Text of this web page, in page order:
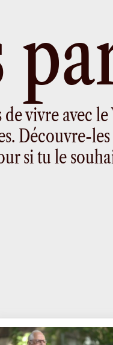
pa
vivre avec
Découvre-
si tu le